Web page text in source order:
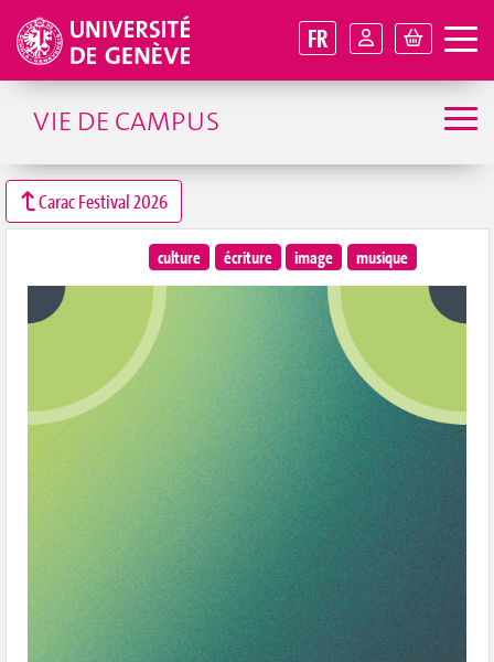
FR
VIE DE CAMPUS
Carac Festival 2026
culture écriture image musique